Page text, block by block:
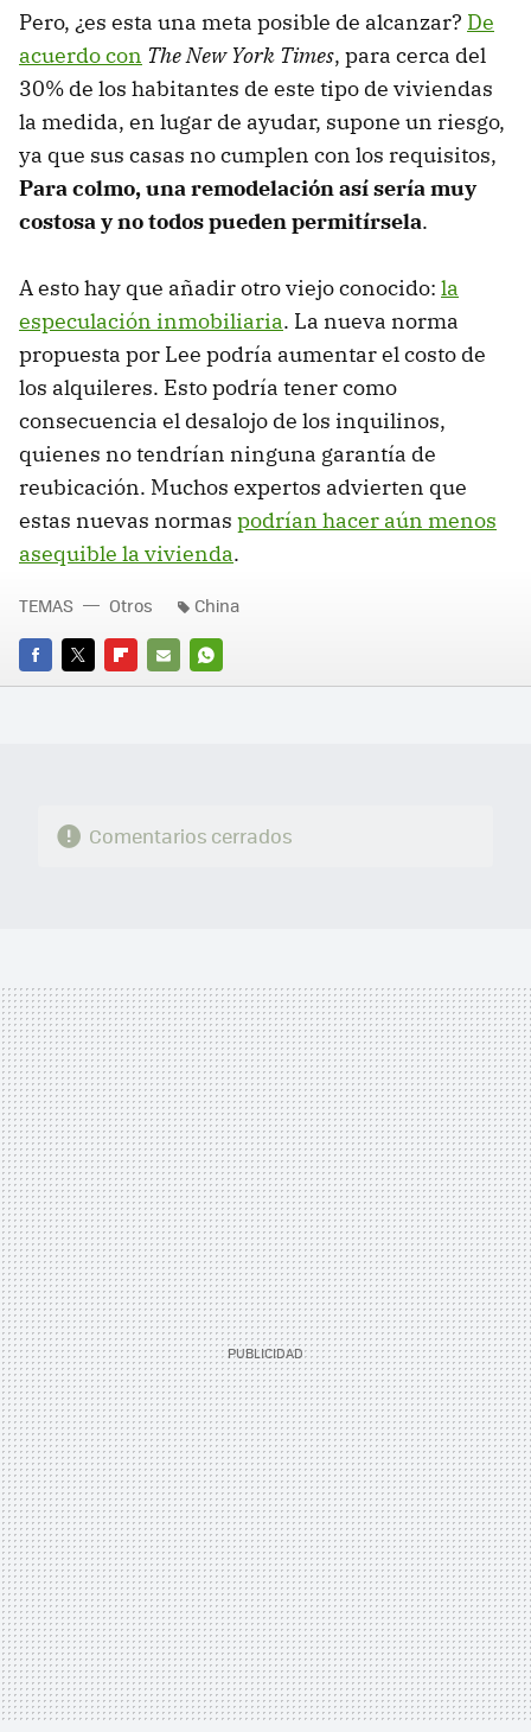
Pero, ¿es esta una meta posible de alcanzar? De
acuerdo con The New York Times, para cerca del
30% de los habitantes de este tipo de viviendas
la medida, en lugar de ayudar, supone un riesgo,
ya que sus casas no cumplen con los requisitos,
Para colmo, una remodelación así sería muy
costosa y no todos pueden permitírsela.
A esto hay que añadir otro viejo conocido: la
especulación inmobiliaria. La nueva norma
propuesta por Lee podría aumentar el costo de
los alquileres. Esto podría tener como
consecuencia el desalojo de los inquilinos,
quienes no tendrían ninguna garantía de
reubicación. Muchos expertos advierten que
estas nuevas normas podrían hacer aún menos
asequible la vivienda.
FACEBOOK
TWITTERFLIPBOARD
E-
WHATSAPP
TEMAS Otros China
Comentarios cerrados